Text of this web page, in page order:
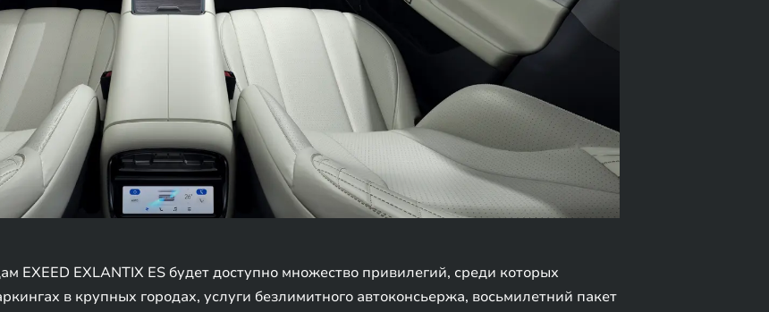
EXEED EXLANTIX ES будет доступно множество привилегий, среди которых
в крупных городах, услуги безлимитного автоконсьержа, восьмилетний пакет